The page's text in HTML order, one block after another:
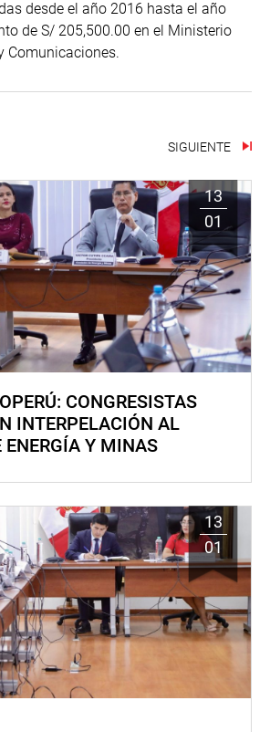
desde el año 2016 hasta el año
de S/ 205,500.00 en el Ministerio
Comunicaciones.
SIGUIENTE
13
01
CONGRESISTAS
INTERPELACIÓN AL
ENERGÍA Y MINAS
13
01